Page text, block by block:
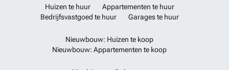
Huizen te huur
Appartementen te huur
Bedrijfsvastgoed te huur
Garages te huur
Nieuwbouw: Huizen te koop
Nieuwbouw: Appartementen te koop